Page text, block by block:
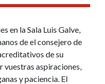
en la Sala Luis Galve,
de el consejero de
de su
vuestras aspiraciones,
y paciencia. El